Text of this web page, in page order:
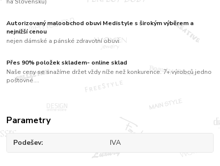
na Slovensku)
Autorizovaný maloobchod obuvi Medistyle s širokým výběrem a
nejnižší cenou
nejen dámské a pánské zdravotní obuvi
Přes 90% položek skladem- online sklad
Naše ceny se snažíme držet vždy níže než konkurence. 7+ výrobců jedno
poštovné....
Parametry
Podešev IVA